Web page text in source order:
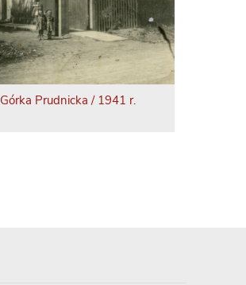
Górka Prudnicka / 1941 r.